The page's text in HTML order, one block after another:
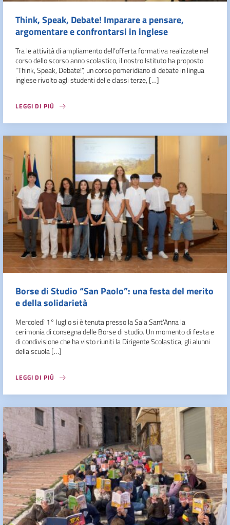
Think, Speak, Debate! Imparare a pensare,
argomentare e confrontarsi in inglese
Tra le attività di ampliamento dell’offerta formativa realizzate nel
corso dello scorso anno scolastico, il nostro Istituto ha proposto
“Think, Speak, Debate!”, un corso pomeridiano di debate in lingua
inglese rivolto agli studenti delle classi terze, […]
LEGGI DI PIÙ
Borse di Studio “San Paolo”: una festa del merito
e della solidarietà
Mercoledì 1° luglio si è tenuta presso la Sala Sant’Anna la
cerimonia di consegna delle Borse di studio. Un momento di festa e
di condivisione che ha visto riuniti la Dirigente Scolastica, gli alunni
della scuola […]
LEGGI DI PIÙ